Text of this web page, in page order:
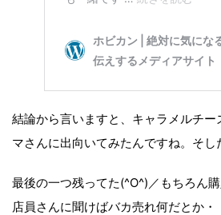
結論から言いますと、キャラメルチー
マさんに出向いてみたんですね。そし
最後の一つ残ってた(^O^)／もちろん
店員さんに聞けばバカ売れ何だとか